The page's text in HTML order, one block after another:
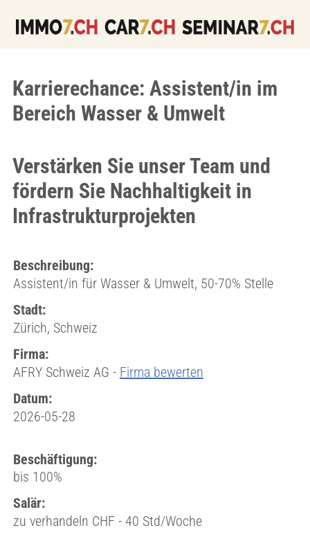
Karrierechance: Assistent/in im
Bereich Wasser & Umwelt
Verstärken Sie unser Team und
fördern Sie Nachhaltigkeit in
Infrastrukturprojekten
Beschreibung:
Assistent/in für Wasser & Umwelt, 50-70% Stelle
Stadt:
Zürich, Schweiz
Firma:
AFRY Schweiz AG - Firma bewerten
Datum:
2026-05-28
Beschäftigung:
bis 100%
Salär:
zu verhandeln CHF - 40 Std/Woche